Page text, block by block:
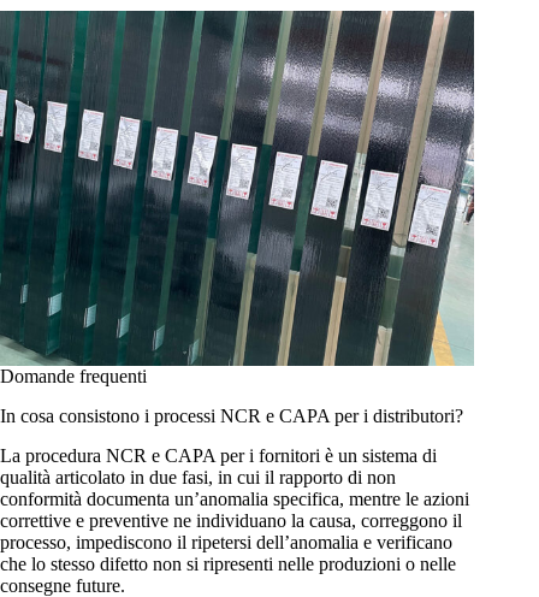
Domande frequenti
In cosa consistono i processi NCR e CAPA per i distributori?
La procedura NCR e CAPA per i fornitori è un sistema di
qualità articolato in due fasi, in cui il rapporto di non
conformità documenta un’anomalia specifica, mentre le azioni
correttive e preventive ne individuano la causa, correggono il
processo, impediscono il ripetersi dell’anomalia e verificano
che lo stesso difetto non si ripresenti nelle produzioni o nelle
consegne future.